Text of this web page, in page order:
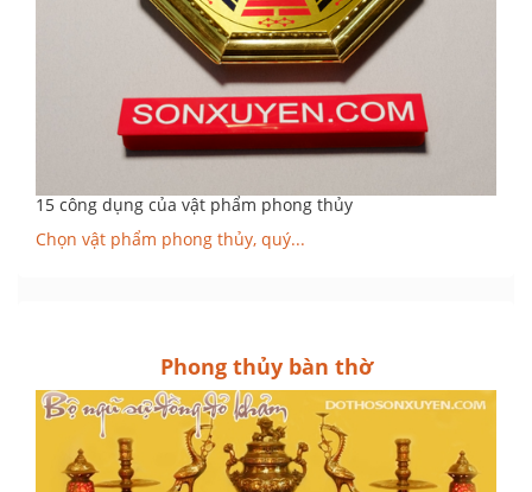
15 công dụng của vật phẩm phong thủy
Chọn vật phẩm phong thủy, quý...
Phong thủy bàn thờ